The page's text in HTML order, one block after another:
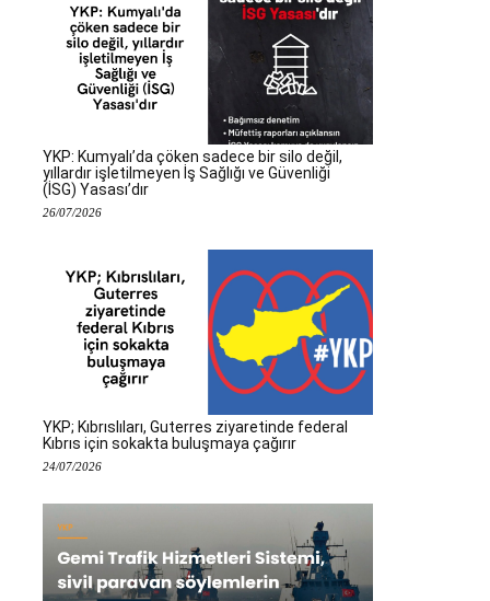
YKP: Kumyalı’da çöken sadece bir silo değil,
yıllardır işletilmeyen İş Sağlığı ve Güvenliği
(İSG) Yasası’dır
26/07/2026
YKP; Kıbrıslıları, Guterres ziyaretinde federal
Kıbrıs için sokakta buluşmaya çağırır
24/07/2026